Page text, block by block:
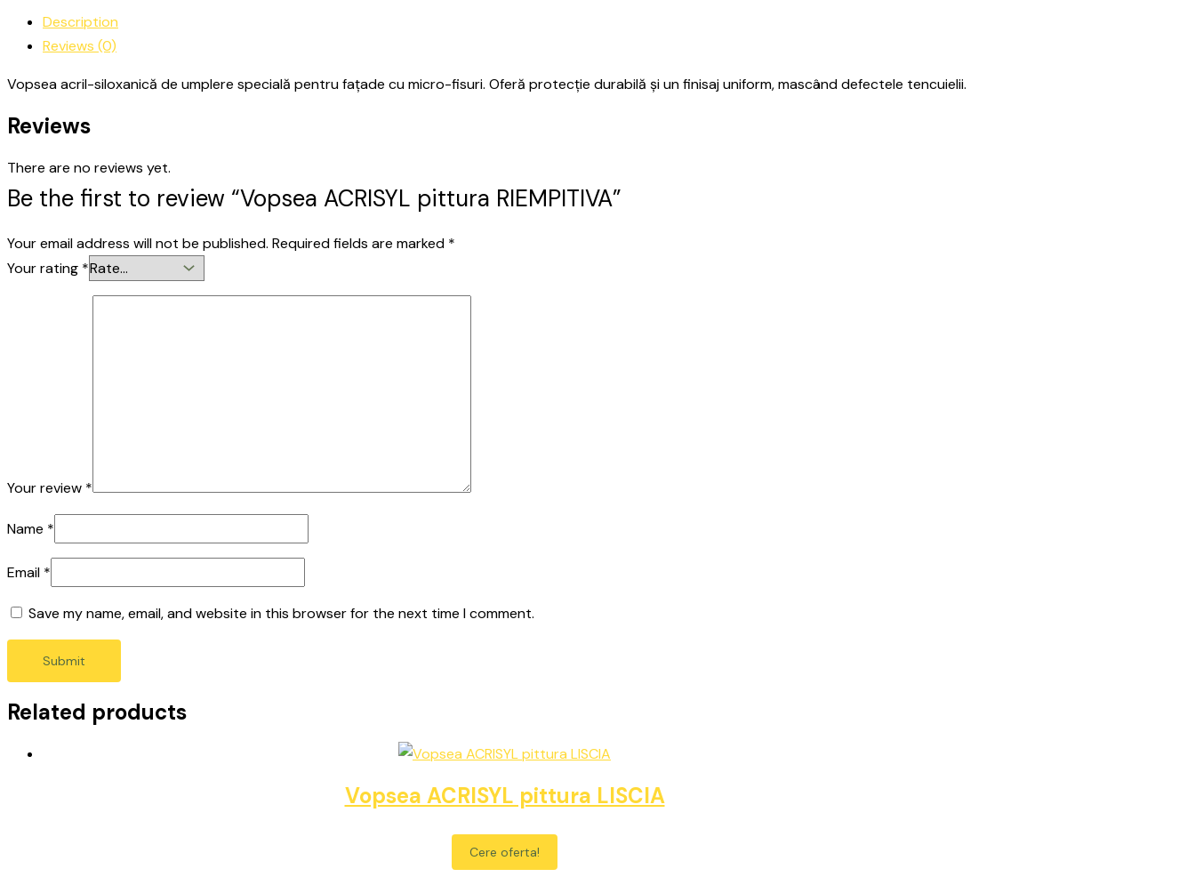
Description
Reviews (0)
Vopsea acril-siloxanică de umplere specială pentru fațade cu micro-fisuri. Oferă protecție durabilă și un finisaj uniform, mascând defectele tencuielii.
Reviews
There are no reviews yet.
Be the first to review “Vopsea ACRISYL pittura RIEMPITIVA”
Your email address will not be published. Required fields are marked *
Your rating *
Your review *
Name *
Email *
Save my name, email, and website in this browser for the next time I comment.
Related products
Vopsea ACRISYL pittura LISCIA
Cere oferta!